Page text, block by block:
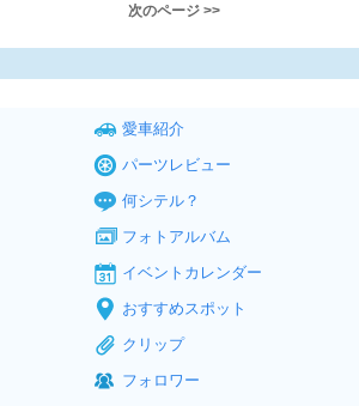
次のページ >>
愛車紹介
パーツレビュー
何シテル？
フォトアルバム
イベントカレンダー
おすすめスポット
クリップ
フォロワー